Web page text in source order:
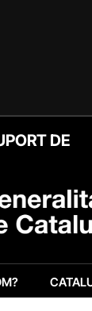
DE